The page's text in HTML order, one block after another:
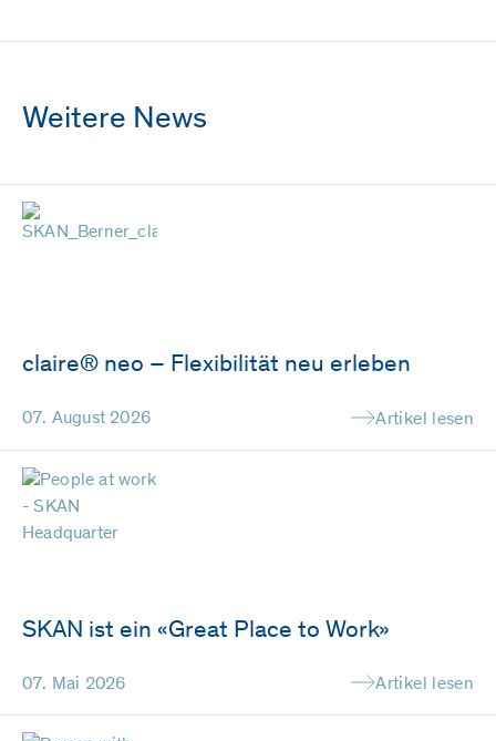
Weitere News
claire® neo – Flexibilität neu erleben
07. August 2026 Artikel lesen
SKAN ist ein «Great Place to Work»
07. Mai 2026 Artikel lesen